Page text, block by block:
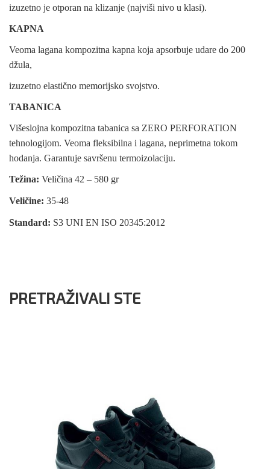
izuzetno je otporan na klizanje (najviši nivo u klasi).
KAPNA
Veoma lagana kompozitna kapna koja apsorbuje udare do 200
džula,
izuzetno elastično memorijsko svojstvo.
TABANICA
Višeslojna kompozitna tabanica sa ZERO PERFORATION
tehnologijom. Veoma fleksibilna i lagana, neprimetna tokom
hodanja. Garantuje savršenu termoizolaciju.
Težina: Veličina 42 – 580 gr
Veličine: 35‐48
Standard: S3 UNI EN ISO 20345:2012
PRETRAŽIVALI STE